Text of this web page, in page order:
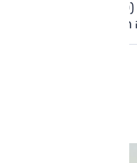
טובה למחיר.